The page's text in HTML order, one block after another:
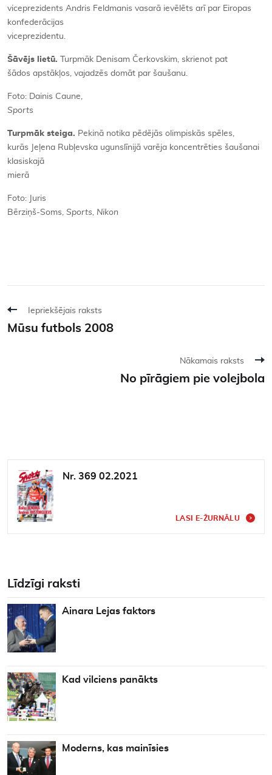
viceprezidents Andris Feldmanis vasarā ievēlēts arī par Eiropas
konfederācijas
viceprezidentu.
Šāvējs lietū. Turpmāk Denisam Čerkovskim, skrienot pat
šādos apstākļos, vajadzēs domāt par šaušanu.
Foto: Dainis Caune,
Sports
Turpmāk steiga. Pekinā notika pēdējās olimpiskās spēles,
kurās Jeļena Rubļevska ugunslīnijā varēja koncentrēties šaušanai
klasiskajā
mierā
Foto: Juris
Bērziņš-Soms, Sports, Nikon
Iepriekšējais raksts
Mūsu futbols 2008
Nākamais raksts
No pīrāgiem pie volejbola
Nr. 369 02.2021
LASI E-ŽURNĀLU
Līdzīgi raksti
Ainara Lejas faktors
Kad vilciens panākts
Moderns, kas mainīsies